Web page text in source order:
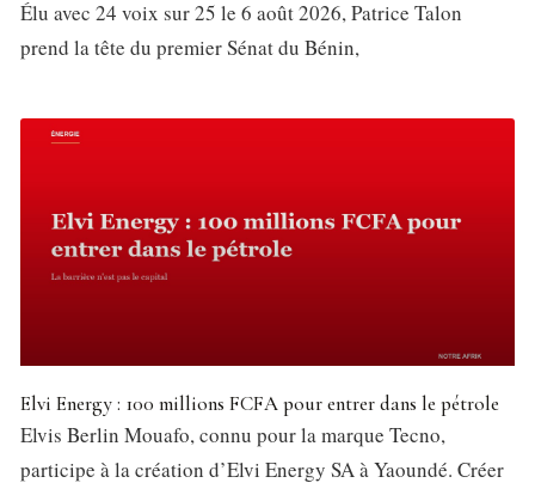
Élu avec 24 voix sur 25 le 6 août 2026, Patrice Talon
prend la tête du premier Sénat du Bénin,
Elvi Energy : 100 millions FCFA pour entrer dans le pétrole
Elvis Berlin Mouafo, connu pour la marque Tecno,
participe à la création d’Elvi Energy SA à Yaoundé. Créer